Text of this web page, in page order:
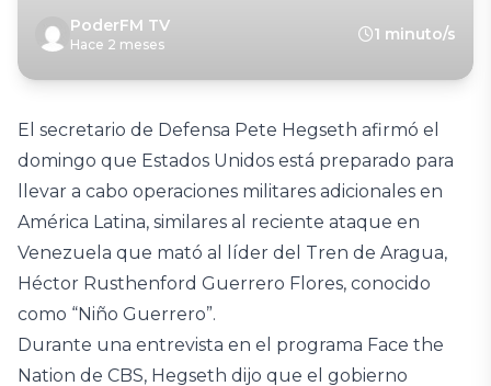
PoderFM TV
Hace 2 meses
1 minuto/s
El secretario de Defensa Pete Hegseth afirmó el
domingo que Estados Unidos está preparado para
llevar a cabo operaciones militares adicionales en
América Latina, similares al reciente ataque en
Venezuela que mató al líder del Tren de Aragua,
Héctor Rusthenford Guerrero Flores, conocido
como “Niño Guerrero”.
Durante una entrevista en el programa Face the
Nation de CBS, Hegseth dijo que el gobierno